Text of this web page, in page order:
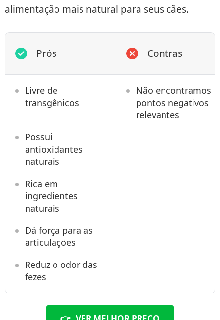
alimentação mais natural para seus cães.
Prós Contras
Livre de
transgênicos
Não encontramos
pontos negativos
relevantes
Possui
antioxidantes
naturais
Rica em
ingredientes
naturais
Dá força para as
articulações
Reduz o odor das
fezes